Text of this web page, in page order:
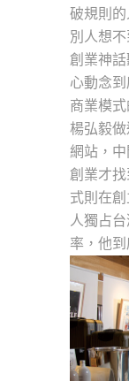
破規則
別人想
創業神
心動念
商業模
楊弘毅
網站，
創業才找
式則在
人獨占
率，他